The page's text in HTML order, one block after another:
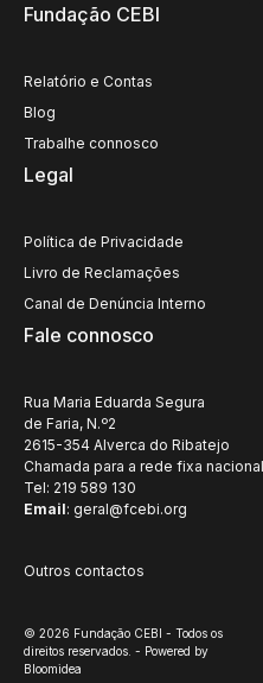
Fundação CEBI
Relatório e Contas
Blog
Trabalhe connosco
Legal
Política de Privacidade
Livro de Reclamações
Canal de Denúncia Interno
Fale connosco
Rua Maria Eduarda Segura
de Faria, N.º2
2615-354 Alverca do Ribatejo
Chamada para a rede fixa nacional
Tel: 219 589 130
Email: geral@fcebi.org
Outros contactos
© 2026 Fundação CEBI - Todos os
direitos reservados. - Powered by
Bloomidea